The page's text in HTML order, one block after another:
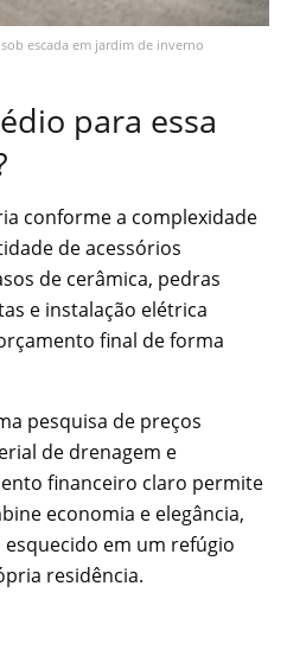
escada em jardim de inverno
para essa
conforme a complexidade
de acessórios
de cerâmica, pedras
e instalação elétrica
final de forma
pesquisa de preços
de drenagem e
financeiro claro permite
economia e elegância,
em um refúgio
residência.